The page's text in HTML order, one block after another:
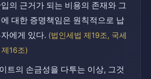
의 근거가 되는 비용의 존재와 그
대한 증명책임은 원칙적으로 납
에게 있다. (법인세법 제19조, 국세
16조)
트의 손금성을 다투는 이상, 그것